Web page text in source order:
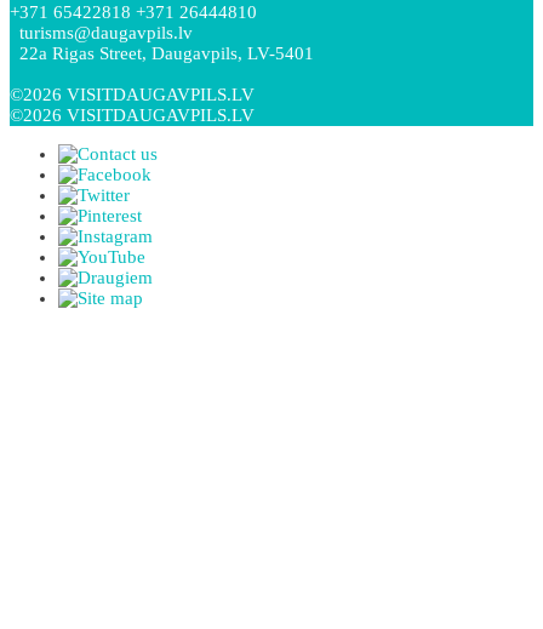
+371 65422818 +371 26444810
turisms@daugavpils.lv
22a Rigas Street, Daugavpils, LV-5401
©2026 VISITDAUGAVPILS.LV
©2026 VISITDAUGAVPILS.LV